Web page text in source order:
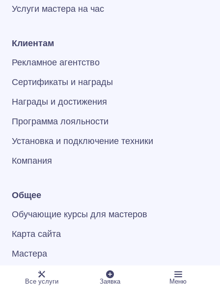
Услуги мастера на час
Клиентам
Рекламное агентство
Сертификаты и награды
Награды и достижения
Программа лояльности
Установка и подключение техники
Компания
Общее
Обучающие курсы для мастеров
Карта сайта
Мастера
Контакты
Все услуги Заявка Меню